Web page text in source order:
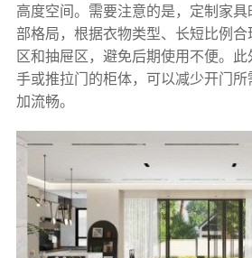
高度空间。需要注意的是，定制家
部格局，根据衣物类型、长短比例
区和抽屉区，避免后期使用不便。
手或推拉门的柜体，可以减少开门所
加流畅。